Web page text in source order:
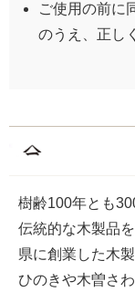
ご使用の前に
のうえ、正し
樹齢100年とも
伝統的な木製品
県に創業した木
ひのきや木曽さ